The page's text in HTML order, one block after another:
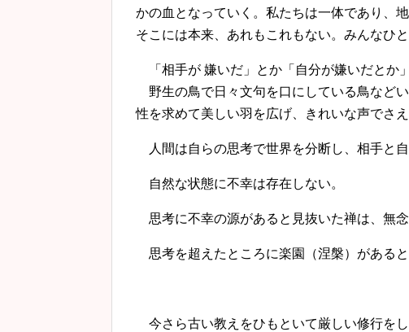
かの血となっていく。私たちは一体であり、
そこには本来、あれもこれもない。みんなひと
「相手が 嫌いだ」とか「自分が嫌いだとか
野生の鳥で日々文句を口にしている鳥など
性を求めて美しい羽を広げ、きれいな声でさ
人間は自らの思考で世界を分断し、相手と
自然な状態に不幸は存在しない。
思考に不幸の源があると見抜いた禅は、無
思考を超えたところに楽園（涅槃）があると
今さら古い教えをひもといて厳しい修行をし